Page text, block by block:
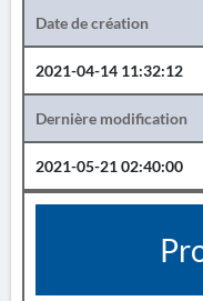
Date de création
2021-04-14 11:32:12
Dernière modification
2021-05-21 02:40:00